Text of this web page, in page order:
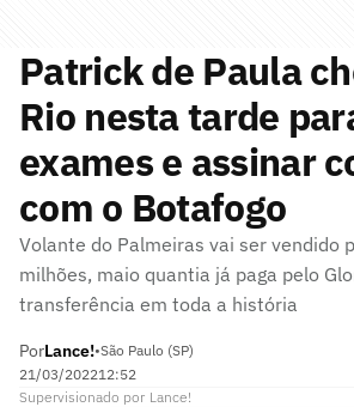
Patrick de Paula
Rio nesta tarde
exames e assinar
com o Botafogo
Volante do Palmeiras vai ser vendido
milhões, maio quantia já paga pelo
transferência em toda a história
PorLance!•São Paulo (SP)
21/03/202212:52
Supervisionado por Lance!